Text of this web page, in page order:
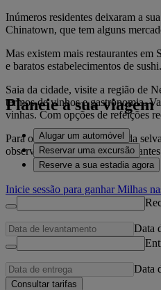
Inúmeros residentes deixaram a
Chinatown, que tem alguns
Mas existem mais restaurantes em
e baratos estabelecimentos de
Saia da cidade, visite a região de
termos de vinhos e gastronomia.
vinhas. Com opções de refeições
Para os apaixonados pela vida
observar paisagens
Planeie a sua viagem
Alugar um automóvel
Reservar uma excursão
Reserve a sua estadia agora
Inicie sessão para ganhar Milhas
Data
Data
Consultar tarifas